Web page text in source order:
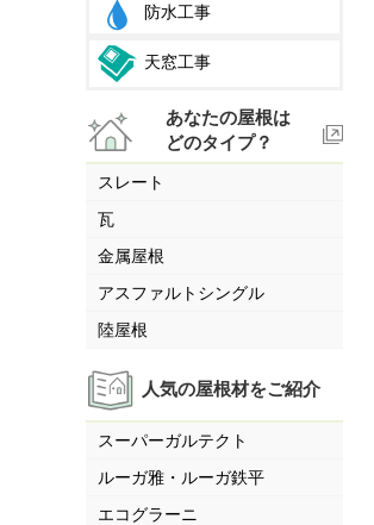
防水工事
天窓工事
あなたの屋根は
どのタイプ？
スレート
瓦
金属屋根
アスファルトシングル
陸屋根
人気の屋根材をご紹介
スーパーガルテクト
ルーガ雅・ルーガ鉄平
エコグラーニ